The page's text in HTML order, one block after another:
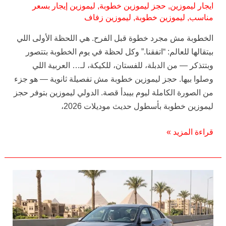
ايجار ليموزين, حجز ليموزين خطوبة, ليموزين إيجار بسعر
مناسب, ليموزين خطوبة, ليموزين زفاف
الخطوبة مش مجرد خطوة قبل الفرح. هي اللحظة الأولى اللي
بيتقالها للعالم: “اتفقنا.” وكل لحظة في يوم الخطوبة بتتصور
وبتتذكر — من الدبلة، للفستان، للكيكة، لـ… العربية اللي
وصلوا بيها. حجز ليموزين خطوبة مش تفصيلة ثانوية — هو جزء
من الصورة الكاملة ليوم بيبدأ قصة. الدولي ليموزين بتوفر حجز
ليموزين خطوبة بأسطول حديث موديلات 2026،
قراءة المزيد »
إيجار
هيونداي
إلنترا